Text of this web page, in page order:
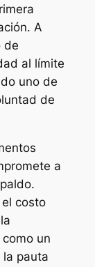
A
de
al límite
uno de
de
a
costo
un
pauta